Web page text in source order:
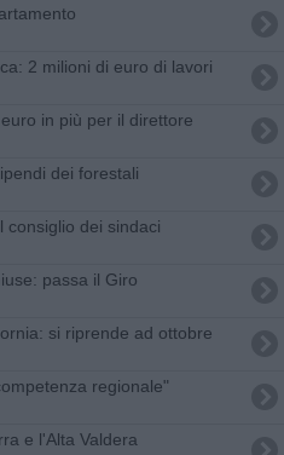
2 milioni di euro di lavori
in più per il direttore
dei forestali
consiglio dei sindaci
passa il Giro
si riprende ad ottobre
regionale"
e l'Alta Valdera